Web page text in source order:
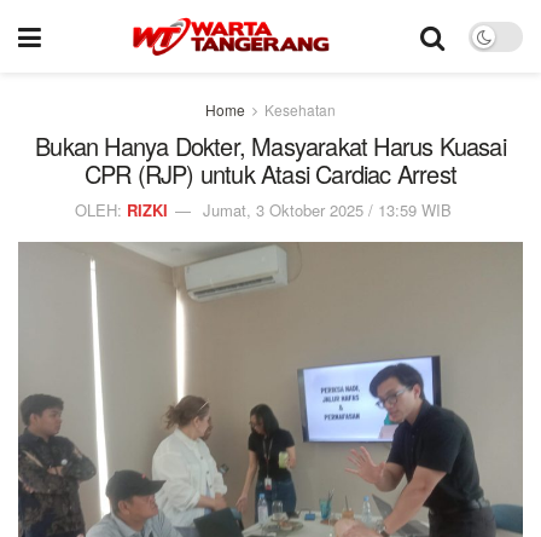
Home Kesehatan
Bukan Hanya Dokter, Masyarakat Harus Kuasai
CPR (RJP) untuk Atasi Cardiac Arrest
OLEH: RIZKI Jumat, 3 Oktober 2025 / 13:59 WIB